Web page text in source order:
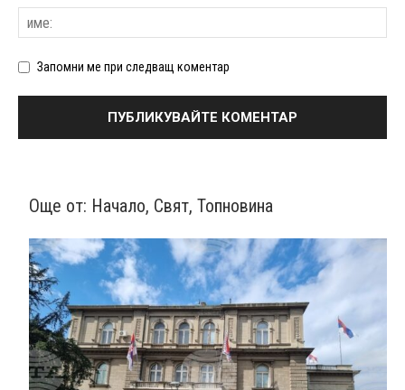
Запомни ме при следващ коментар
Още от: Начало, Свят, Топновина